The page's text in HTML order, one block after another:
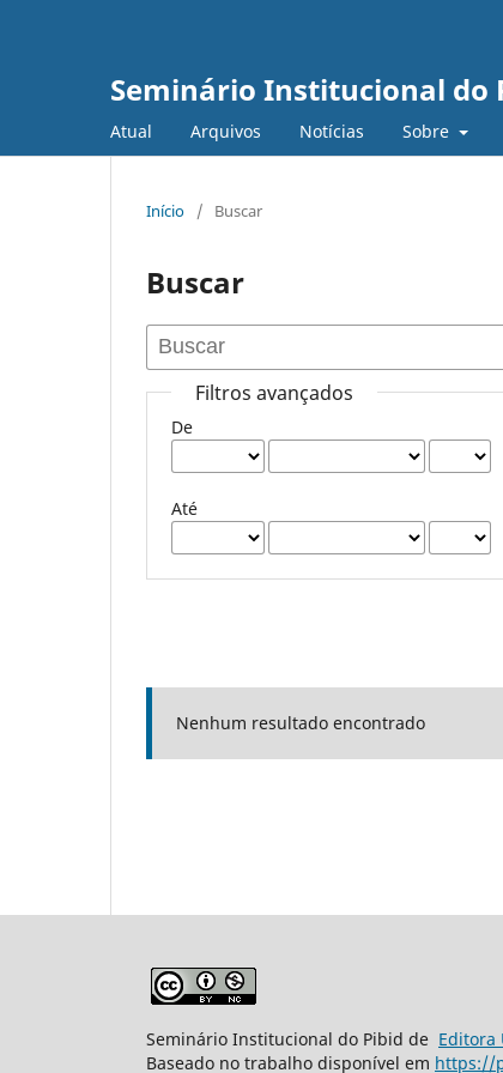
Seminário Institucional do
Atual Arquivos Notícias Sobre
Início / Buscar
Buscar
Filtros avançados
De
Até
Nenhum resultado encontrado
Seminário Institucional do Pibid de Editora
Baseado no trabalho disponível em https://